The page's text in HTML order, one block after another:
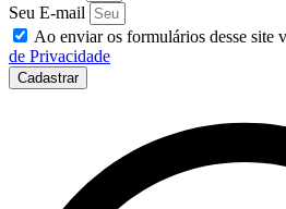
Seu E-mail
Ao enviar os formulários desse site
de Privacidade
Cadastrar